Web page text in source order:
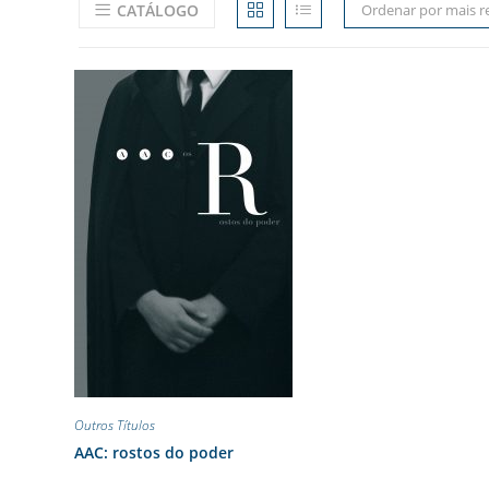
CATÁLOGO Ordenar por mais
Outros Títulos
AAC: rostos do poder